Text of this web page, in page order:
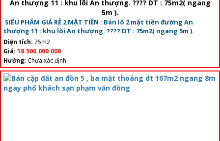
SIÊU PHẨM GIÁ RẺ 2 MẶT TIỀN : Bán lô 2 mặt tiền đường An
thượng 11 : khu lõi An thượng. ???? DT : 75m2( ngang 5m ).
Diện tích: 75m2
Giá: 18.500.000.000
Hướng: Chưa xác định